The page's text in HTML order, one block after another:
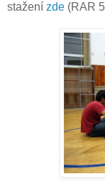
stažení zde (RAR